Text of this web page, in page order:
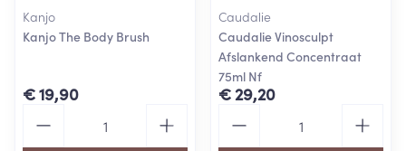
Kanjo
Kanjo The Body Brush
€ 19,90
Caudalie
Caudalie Vinosculpt
Afslankend Concentraat
75ml Nf
€ 29,20